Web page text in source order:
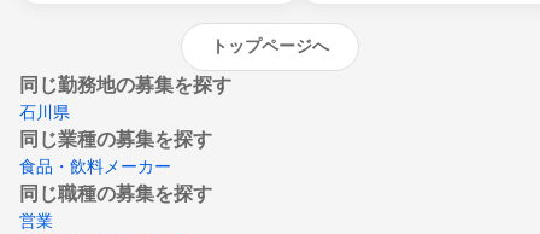
トップページへ
同じ勤務地の募集を探す
石川県
同じ業種の募集を探す
食品・飲料メーカー
同じ職種の募集を探す
営業